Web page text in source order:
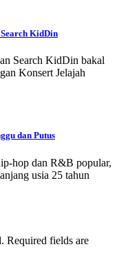
KidDin
Search KidDin bakal
Konsert Jelajah
dan Putus
hop dan R&B popular,
usia 25 tahun
Required fields are